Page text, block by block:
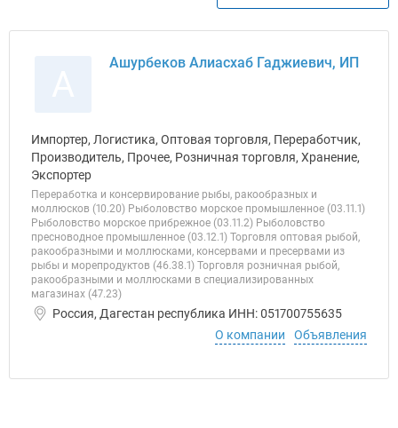
Ашурбеков Алиасхаб Гаджиевич, ИП
Импортер, Логистика, Оптовая торговля, Переработчик,
Производитель, Прочее, Розничная торговля, Хранение,
Экспортер
Переработка и консервирование рыбы, ракообразных и
моллюсков (10.20) Рыболовство морское промышленное (03.11.1)
Рыболовство морское прибрежное (03.11.2) Рыболовство
пресноводное промышленное (03.12.1) Торговля оптовая рыбой,
ракообразными и моллюсками, консервами и пресервами из
рыбы и морепродуктов (46.38.1) Торговля розничная рыбой,
ракообразными и моллюсками в специализированных
магазинах (47.23)
Россия, Дагестан республика ИНН: 051700755635
О компании
Объявления